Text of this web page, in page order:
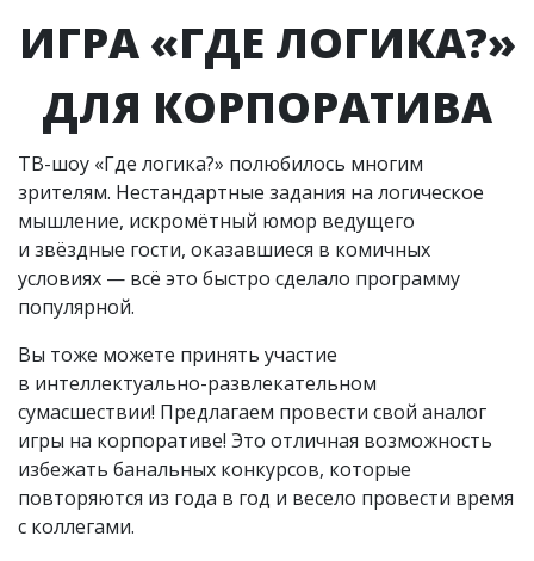
ИГРА «ГДЕ ЛОГИКА?»
ДЛЯ КОРПОРАТИВА
ТВ-шоу «Где логика?» полюбилось многим
зрителям. Нестандартные задания на логическое
мышление, искромётный юмор ведущего
и звёздные гости, оказавшиеся в комичных
условиях — всё это быстро сделало программу
популярной.
Вы тоже можете принять участие
в интеллектуально-развлекательном
сумасшествии! Предлагаем провести свой аналог
игры на корпоративе! Это отличная возможность
избежать банальных конкурсов, которые
повторяются из года в год и весело провести время
с коллегами.